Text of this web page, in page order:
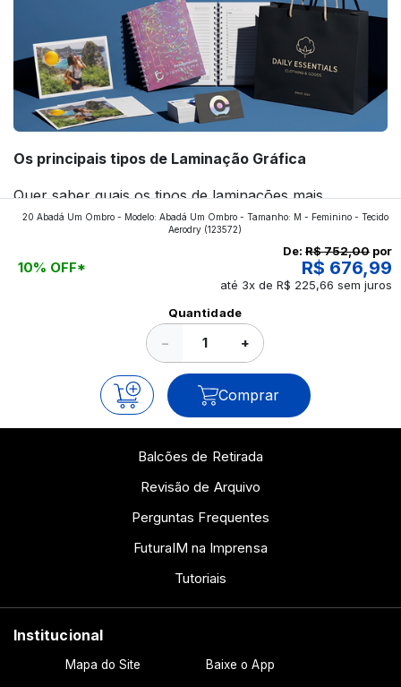
Os principais tipos de Laminação Gráfica
Quer saber quais os tipos de laminações mais
aplicados nos impressos da gráfica FuturaIM? Então,
continue a leitura que vamos revelar para você!
20 Abadá Um Ombro - Modelo: Abadá Um Ombro - Tamanho: M - Feminino - Tecido
Aerodry (123572)
10% OFF*
De: R$ 752,00 por
R$ 676,99
até 3x de R$ 225,66 sem juros
Quantidade
− +
Comprar
Balcões de Retirada
Revisão de Arquivo
Perguntas Frequentes
FuturaIM na Imprensa
Tutoriais
Institucional
Mapa do Site Baixe o App